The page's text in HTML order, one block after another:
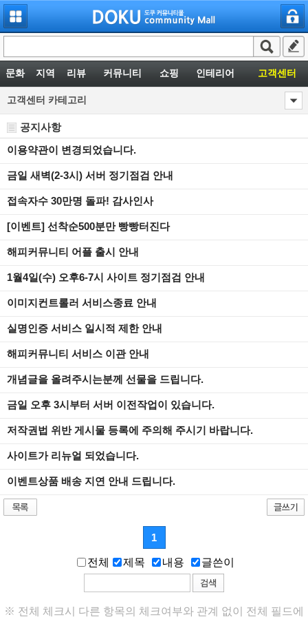
문화 지역 리뷰 커뮤니티 쇼핑 인테리어 고객센터
고객센터카테고리
공지사항
이용약관이변경되었습니다.
금일새벽(2-3시)서버정기점검안내
접속자수30만명돌파!감사인사
[이벤트]선착순500분만빵빵터진다
해피커뮤니티어플출시안내
1월4일(수)오후6-7시사이트정기점검안내
이미지컨트롤러서비스종료안내
실명인증서비스일시적제한안내
해피커뮤니티서비스이관안내
개념글을올려주시는분께선물을드립니다.
금일오후3시부터서버이전작업이있습니다.
저작권법위반게시물등록에주의해주시기바랍니다.
사이트가리뉴얼되었습니다.
이벤트상품배송지연안내드립니다.
1
전체 제목 내용 글쓴이
※전체체크시다른항목의체크여부와관계없이전체필드에